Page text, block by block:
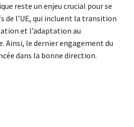
reste un enjeu crucial pour se
de l’UE, qui incluent la transition
et l’adaptation au
Ainsi, le dernier engagement du
dans la bonne direction.